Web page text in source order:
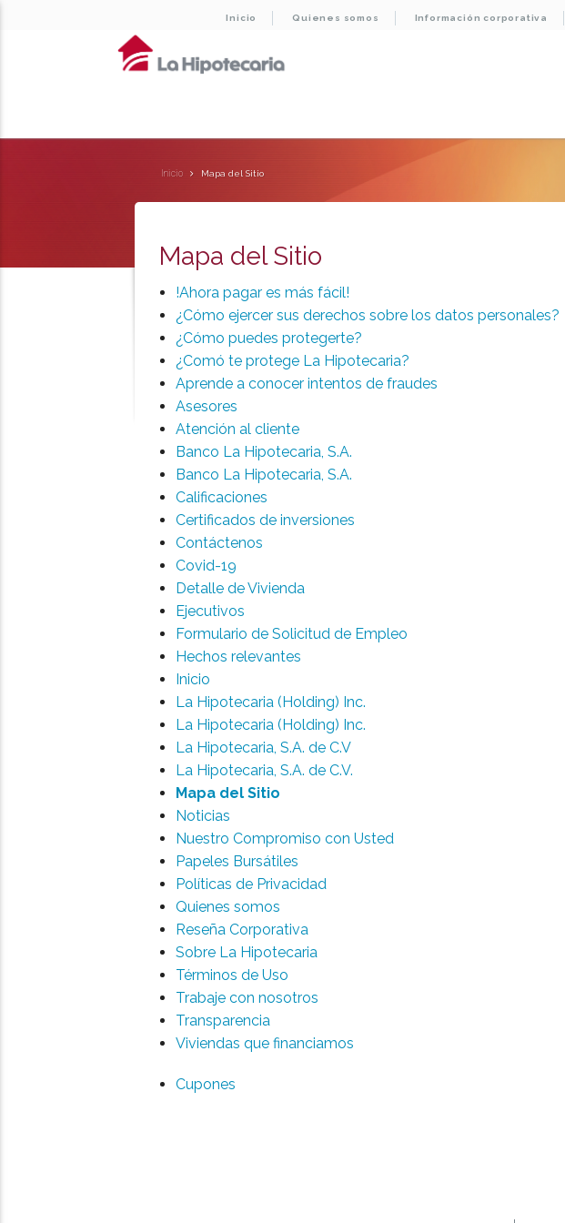
Inicio Quienes somos Información corporativa
Inicio Mapa del Sitio
Mapa del Sitio
!Ahora pagar es más fácil!
¿Cómo ejercer sus derechos sobre los datos personales?
¿Cómo puedes protegerte?
¿Comó te protege La Hipotecaria?
Aprende a conocer intentos de fraudes
Asesores
Atención al cliente
Banco La Hipotecaria, S.A.
Banco La Hipotecaria, S.A.
Calificaciones
Certificados de inversiones
Contáctenos
Covid-19
Detalle de Vivienda
Ejecutivos
Formulario de Solicitud de Empleo
Hechos relevantes
Inicio
La Hipotecaria (Holding) Inc.
La Hipotecaria (Holding) Inc.
La Hipotecaria, S.A. de C.V
La Hipotecaria, S.A. de C.V.
Mapa del Sitio
Noticias
Nuestro Compromiso con Usted
Papeles Bursátiles
Políticas de Privacidad
Quienes somos
Reseña Corporativa
Sobre La Hipotecaria
Términos de Uso
Trabaje con nosotros
Transparencia
Viviendas que financiamos
Cupones